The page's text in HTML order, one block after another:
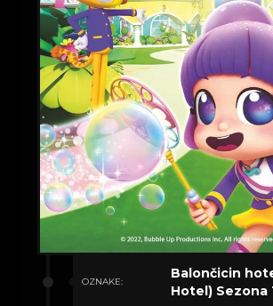
OZNAKE:
Balončicin
Hotel) Sezona